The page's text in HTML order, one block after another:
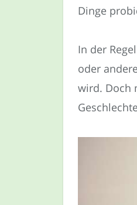
Dinge
In der
oder
wird. Doch